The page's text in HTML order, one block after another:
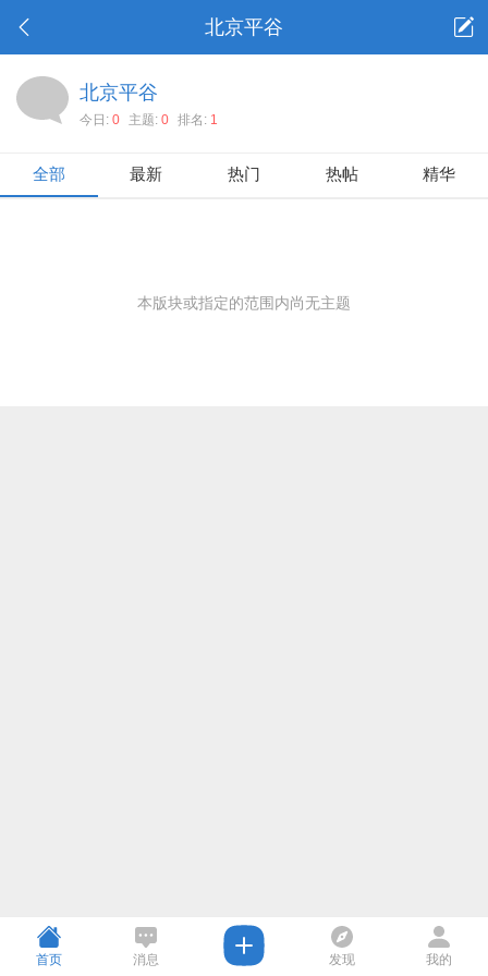
北京平谷
北京平谷
今日: 0 主题: 0 排名: 1
全部 最新 热门 热帖 精华
本版块或指定的范围内尚无主题
首页 消息 发现 我的